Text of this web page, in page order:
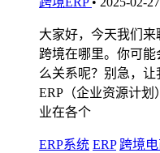
大家好，今天我们
跨境在哪里。你可
么关系呢？别急，让
ERP（企业资源计
业在各个
ERP系统 ERP 跨境